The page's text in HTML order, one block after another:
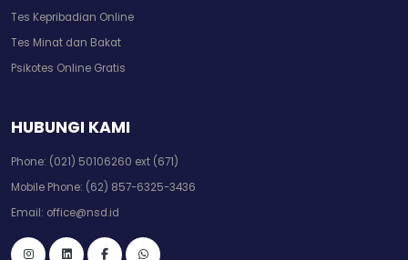
Tes Kepribadian Online
Tes Minat dan Bakat
Psikotes Online Gratis
HUBUNGI KAMI
Phone: (021) 50106260 ext (671)
Mobile Phone: (62) 857-6325-3436
Email: office@nsd.id